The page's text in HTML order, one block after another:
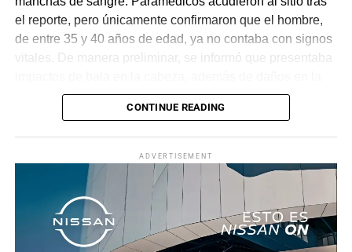
el reporte, pero únicamente confirmaron que el hombre,
de entre 35 y 40 años de edad, ya no contaba con signos
vitales. De manera preliminar, se informó que presentaba
puerta del lado del conductor.
realizaron las diligencias correspondientes y el
levantamiento del cuerpo. Hasta el momento no se
cuenta con información sobre los agresores, y el cadáver
fue trasladado al Servicio Médico Forense en espera de
ser identificado, en tanto continúan las investigaciones.
CONTINUE READING
ADVERTISEMENT